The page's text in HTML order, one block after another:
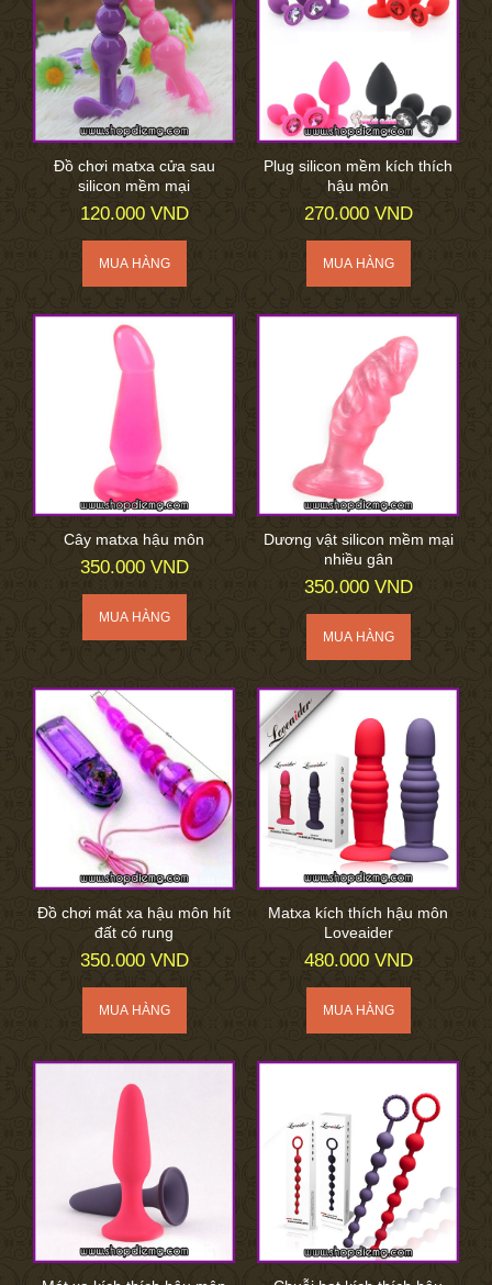
Đồ chơi matxa cửa sau
silicon mềm mại
120.000 VND
Plug silicon mềm kích thích
hậu môn
270.000 VND
Cây matxa hậu môn
350.000 VND
Dương vật silicon mềm mại
nhiều gân
350.000 VND
Đồ chơi mát xa hậu môn hít
đất có rung
350.000 VND
Matxa kích thích hậu môn
Loveaider
480.000 VND